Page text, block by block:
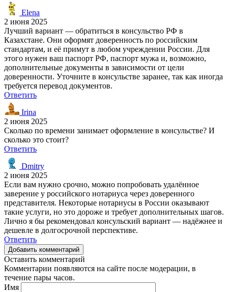
Elena
2 июня 2025
Лучший вариант — обратиться в консульство РФ в
Казахстане. Они оформят доверенность по российским
стандартам, и её примут в любом учреждении России. Для
этого нужен ваш паспорт РФ, паспорт мужа и, возможно,
дополнительные документы в зависимости от цели
доверенности. Уточните в консульстве заранее, так как иногда
требуется перевод документов.
Ответить
Irina
2 июня 2025
Сколько по времени занимает оформление в консульстве? И
сколько это стоит?
Ответить
Dmitry
2 июня 2025
Если вам нужно срочно, можно попробовать удалённое
заверение у российского нотариуса через доверенного
представителя. Некоторые нотариусы в России оказывают
такие услуги, но это дороже и требует дополнительных шагов.
Лично я бы рекомендовал консульский вариант — надёжнее и
дешевле в долгосрочной перспективе.
Ответить
Добавить комментарий
Оставить комментарий
Комментарии появляются на сайте после модерации, в
течение пары часов.
Имя